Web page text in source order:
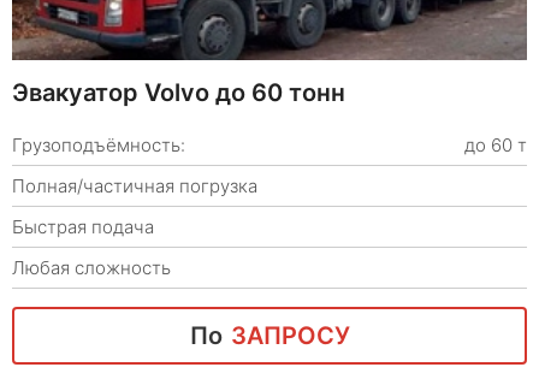
Эвакуатор Volvo до 60 тонн
Грузоподъёмность:
до 60 т
Полная/частичная погрузка
Быстрая подача
Любая сложность
По ЗАПРОСУ